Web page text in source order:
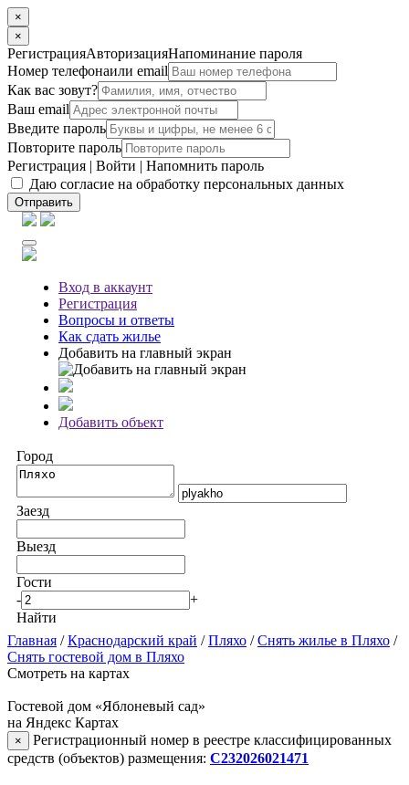
×
×
РегистрацияАвторизацияНапоминание пароля
Номер телефонаили email
Как вас зовут?
Ваш email
Введите пароль
Повторите пароль
Регистрация | Войти | Напомнить пароль
Даю согласие на обработку персональных данных
Отправить
Вход в аккаунт
Регистрация
Вопросы и ответы
Как сдать жилье
Добавить на главный экран
Добавить объект
Город
Заезд
Выезд
Гости
-
+
Найти
Главная /Краснодарский край /Пляхо /Снять жилье в Пляхо /
Снять гостевой дом в Пляхо
Смотреть на картах
Гостевой дом «Яблоневый сад»
на Яндекс Картах
×
Регистрационный номер в реестре классифицированных
средств (объектов) размещения: С232026021471